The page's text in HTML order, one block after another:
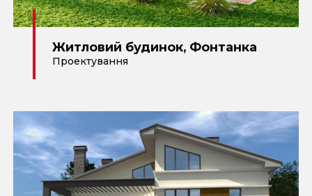
Житловий будинок, Фонтанка
Проектування